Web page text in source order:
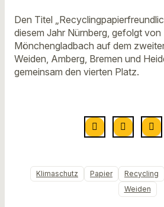
Den Titel
diesem Jahr Nürnberg, gefolgt von
Mönchengladbach auf dem
Weiden, Amberg, Bremen und
gemeinsam den vierten Platz.
Klimaschutz Papier Recycling
Weiden